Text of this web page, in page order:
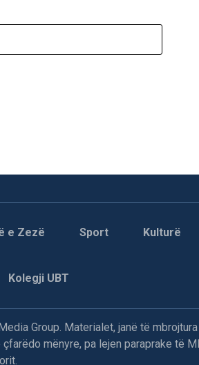
e Zezë Sport Kulturë
Kolegji UBT
Group. Materialet, janë të
mënyre, pa lejen paraprake të